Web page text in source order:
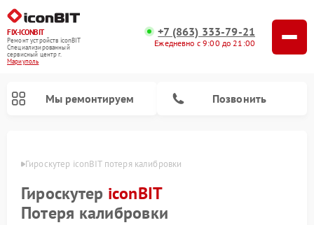
FIX-ICONBIT
Ремонт устройств iconBIT
Специализированный
cервисный центр г.
Мариуполь
+7 (863) 333-79-21
Ежедневно с 9:00 до 21:00
Мы ремонтируем Позвонить
Гироскутер iconBIT потеря калибровки
Гироскутер iconBIT
Потеря калибровки